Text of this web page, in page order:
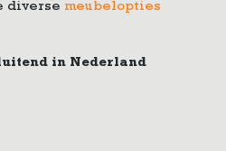
diverse meubelopties
in Nederland